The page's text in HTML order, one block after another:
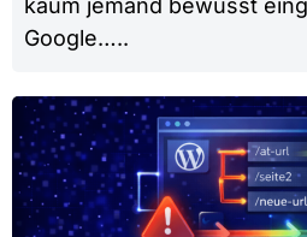
kaum jemand bewusst
Google…..